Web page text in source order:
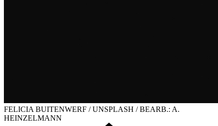
FELICIA BUITENWERF / UNSPLASH / BEARB.: A.
HEINZELMANN